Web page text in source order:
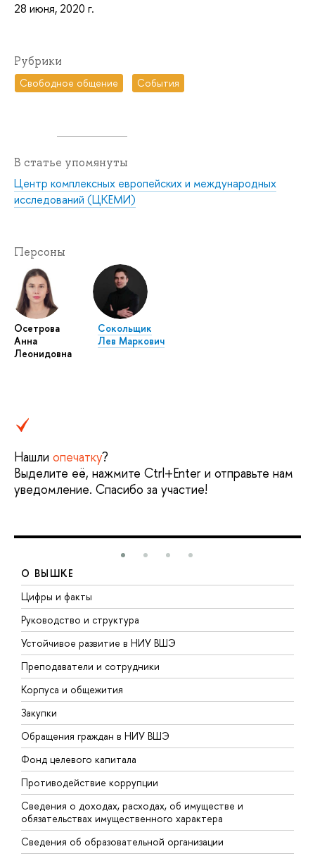
28 июня, 2020 г.
Рубрики
Свободное общение События
В статье упомянуты
Центр комплексных европейских и международных
исследований (ЦКЕМИ)
Персоны
Осетрова
Анна
Леонидовна
Сокольщик
Лев Маркович
Нашли опечатку?
Выделите её, нажмите Ctrl+Enter и отправьте нам
уведомление. Спасибо за участие!
О ВЫШКЕ
Цифры и факты
Руководство и структура
Устойчивое развитие в НИУ ВШЭ
Преподаватели и сотрудники
Корпуса и общежития
Закупки
Обращения граждан в НИУ ВШЭ
Фонд целевого капитала
Противодействие коррупции
Сведения о доходах, расходах, об имуществе и
обязательствах имущественного характера
Сведения об образовательной организации